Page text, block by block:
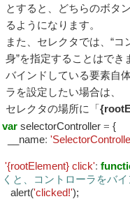
とすると、どちらのボタ
るようになります。
また、セレクタでは、“
身”を指定することはでき
バインドしている要素自
ラを設定したい場合は、
セレクタの場所に「
var selectorController = {
__name:
'{rootElement} click':
くと、コントローラをバ
alert('clicked!');